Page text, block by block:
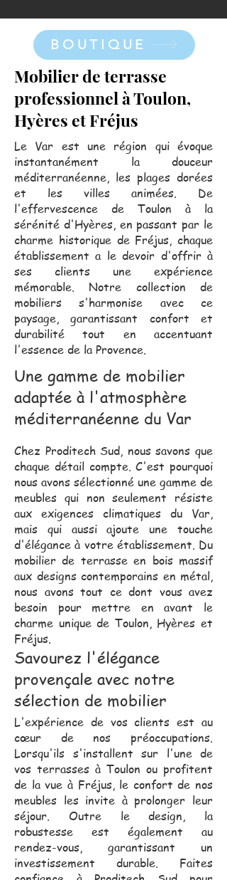
BOUTIQUE
Mobilier de terrasse
professionnel à Toulon,
Hyères et Fréjus
Le Var est une région qui évoque
instantanément la douceur
méditerranéenne, les plages dorées
et les villes animées. De
l'effervescence de Toulon à la
sérénité d'Hyères, en passant par le
charme historique de Fréjus, chaque
établissement a le devoir d'offrir à
ses clients une expérience
mémorable. Notre collection de
mobiliers s'harmonise avec ce
paysage, garantissant confort et
durabilité tout en accentuant
l'essence de la Provence.
Une gamme de mobilier
adaptée à l'atmosphère
méditerranéenne du Var
Chez Proditech Sud, nous savons que
chaque détail compte. C'est pourquoi
nous avons sélectionné une gamme de
meubles qui non seulement résiste
aux exigences climatiques du Var,
mais qui aussi ajoute une touche
d'élégance à votre établissement. Du
mobilier de terrasse en bois massif
aux designs contemporains en métal,
nous avons tout ce dont vous avez
besoin pour mettre en avant le
charme unique de Toulon, Hyères et
Fréjus.
Savourez l'élégance
provençale avec notre
sélection de mobilier
L'expérience de vos clients est au
cœur de nos préoccupations.
Lorsqu'ils s'installent sur l'une de
vos terrasses à Toulon ou profitent
de la vue à Fréjus, le confort de nos
meubles les invite à prolonger leur
séjour. Outre le design, la
robustesse est également au
rendez-vous, garantissant un
investissement durable. Faites